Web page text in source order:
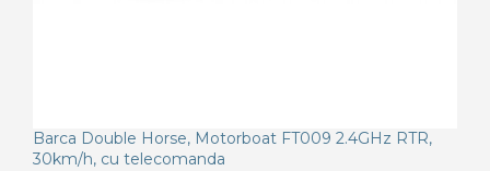
Barca Double Horse, Motorboat FT009 2.4GHz RTR,
30km/h, cu telecomanda